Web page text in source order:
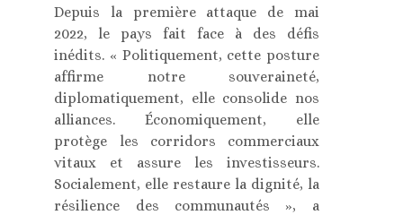
Depuis la première attaque de mai
2022, le pays fait face à des défis
inédits. « Politiquement, cette posture
affirme notre souveraineté,
diplomatiquement, elle consolide nos
alliances. Économiquement, elle
protège les corridors commerciaux
vitaux et assure les investisseurs.
Socialement, elle restaure la dignité, la
résilience des communautés », a